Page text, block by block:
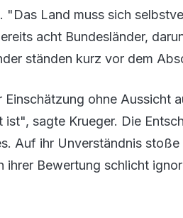
Land muss sich
acht Bundesländer,
ständen kurz vor dem
ohne Aussicht
sagte Krueger. Die
Auf ihr Unverständnis
Bewertung schlicht